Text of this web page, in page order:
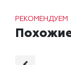
РЕКОМЕНДУЕМ